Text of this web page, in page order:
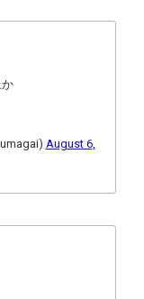
August 6,